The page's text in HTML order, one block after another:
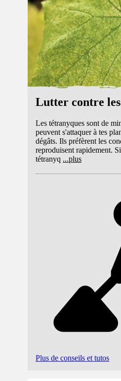
Lutter contre
Les tétranyques sont de
peuvent s'attaquer à tes
dégâts. Ils préfèrent les
reproduisent rapidement.
tétranyq ...plus
Plus de conseils et tutos